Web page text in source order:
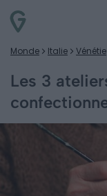
Monde Italie Vénétie
Les 3